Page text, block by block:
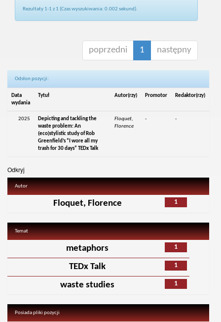
Rezultaty 1-1 z 1 (Czas wyszukiwania: 0.002 sekund).
poprzedni 1 następny
Odsłon pozycji:
Data
wydania
Tytuł Autor(rzy) Promotor Redaktor(rzy)
2025
Depicting and tackling the
waste problem: An
(eco)stylistic study of Rob
Greenfield’s “I wore all my
trash for 30 days” TEDx Talk
Floquet,
Florence
- -
Odkryj
Autor
1
Floquet, Florence
Temat
1
metaphors
1
TEDx Talk
1
waste studies
Posiada pliki pozycji